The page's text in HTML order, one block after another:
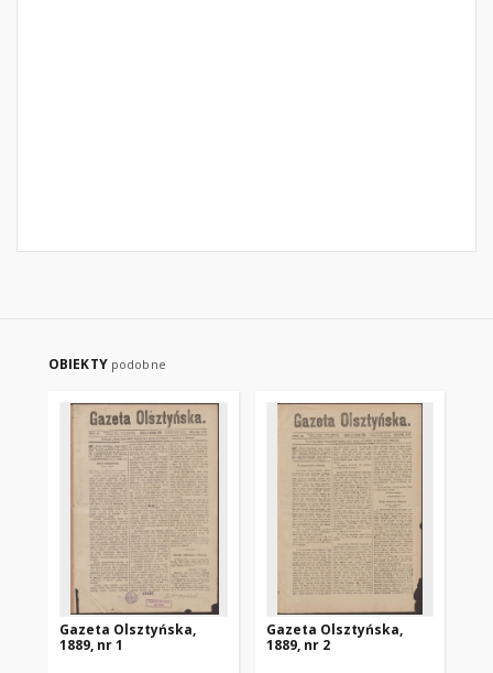
OBIEKTY podobne
Gazeta Olsztyńska,
1889, nr 1
Gazeta Olsztyńska,
1889, nr 2